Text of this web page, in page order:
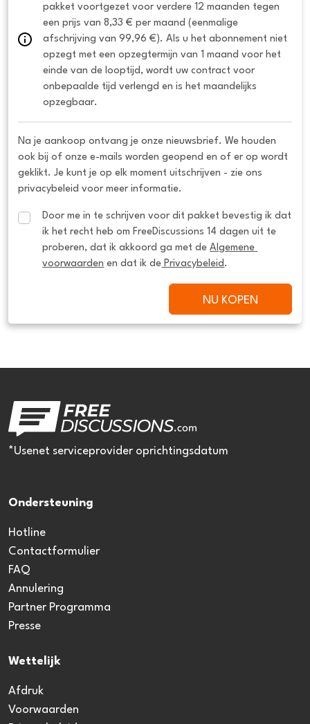
pakket voortgezet voor verdere 12 maanden tegen
een prijs van 8,33 € per maand (eenmalige
afschrijving van 99,96 €). Als u het abonnement niet
opzegt met een opzegtermijn van 1 maand voor het
einde van de looptijd, wordt uw contract voor
onbepaalde tijd verlengd en is het maandelijks
opzegbaar.
Na je aankoop ontvang je onze nieuwsbrief. We houden
ook bij of onze e-mails worden geopend en of er op wordt
geklikt. Je kunt je op elk moment uitschrijven - zie ons
privacybeleid voor meer informatie.
Door me in te schrijven voor dit pakket bevestig ik dat
ik het recht heb om FreeDiscussions 14 dagen uit te
proberen, dat ik akkoord ga met de Algemene
voorwaarden en dat ik de Privacybeleid .
NU KOPEN
*Usenet serviceprovider oprichtingsdatum
Ondersteuning
Hotline
Contactformulier
FAQ
Annulering
Partner Programma
Presse
Wettelijk
Afdruk
Voorwaarden